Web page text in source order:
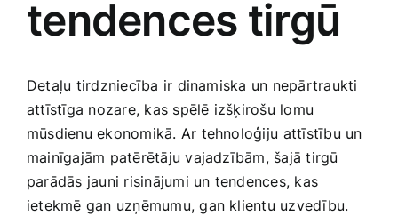
Medicīnas preces
Pakalpojumi
Pārtikas preces
tendences tirgū
Detaļu tirdzniecība ir dinamiska un nepārtraukti
attīstīga‍ nozare, kas spēlē izšķirošu ‍lomu
mūsdienu ekonomikā. Ar tehnoloģiju⁢ attīstību un
mainīgajām patērētāju vajadzībām, šajā tirgū
parādās jauni risinājumi‌ un tendences, kas
ietekmē gan ‍uzņēmumu, gan ‌klientu uzvedību.